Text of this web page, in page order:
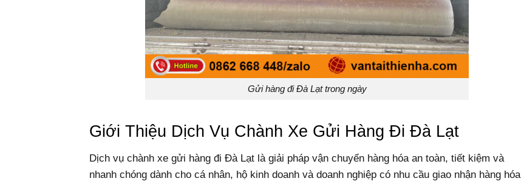
Gửi hàng đi Đà Lạt trong ngày
Giới Thiệu Dịch Vụ Chành Xe Gửi Hàng Đi Đà Lạt
Dịch vụ chành xe gửi hàng đi Đà Lạt là giải pháp vận chuyển hàng hóa an toàn, tiết kiệm và
nhanh chóng dành cho cá nhân, hộ kinh doanh và doanh nghiệp có nhu cầu giao nhận hàng hóa